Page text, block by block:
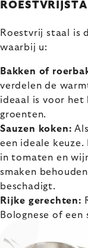
Roestvrij staal is
waarbij u:
Bakken of
verdelen de
ideaal is voor het
groenten.
Sauzen koken:
een ideale
in tomaten en
smaken
beschadigt.
Rijke gerechten:
Bolognese of een